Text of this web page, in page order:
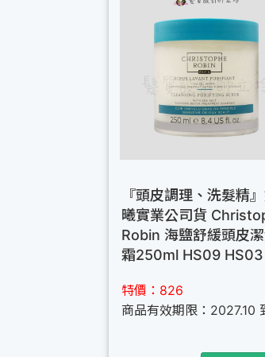
『頭皮調理、洗髮精
曦實業公司貨
Robin 海鹽舒緩頭皮
霜250ml HS09 HS03
特價：826
商品有效期限：2027.10